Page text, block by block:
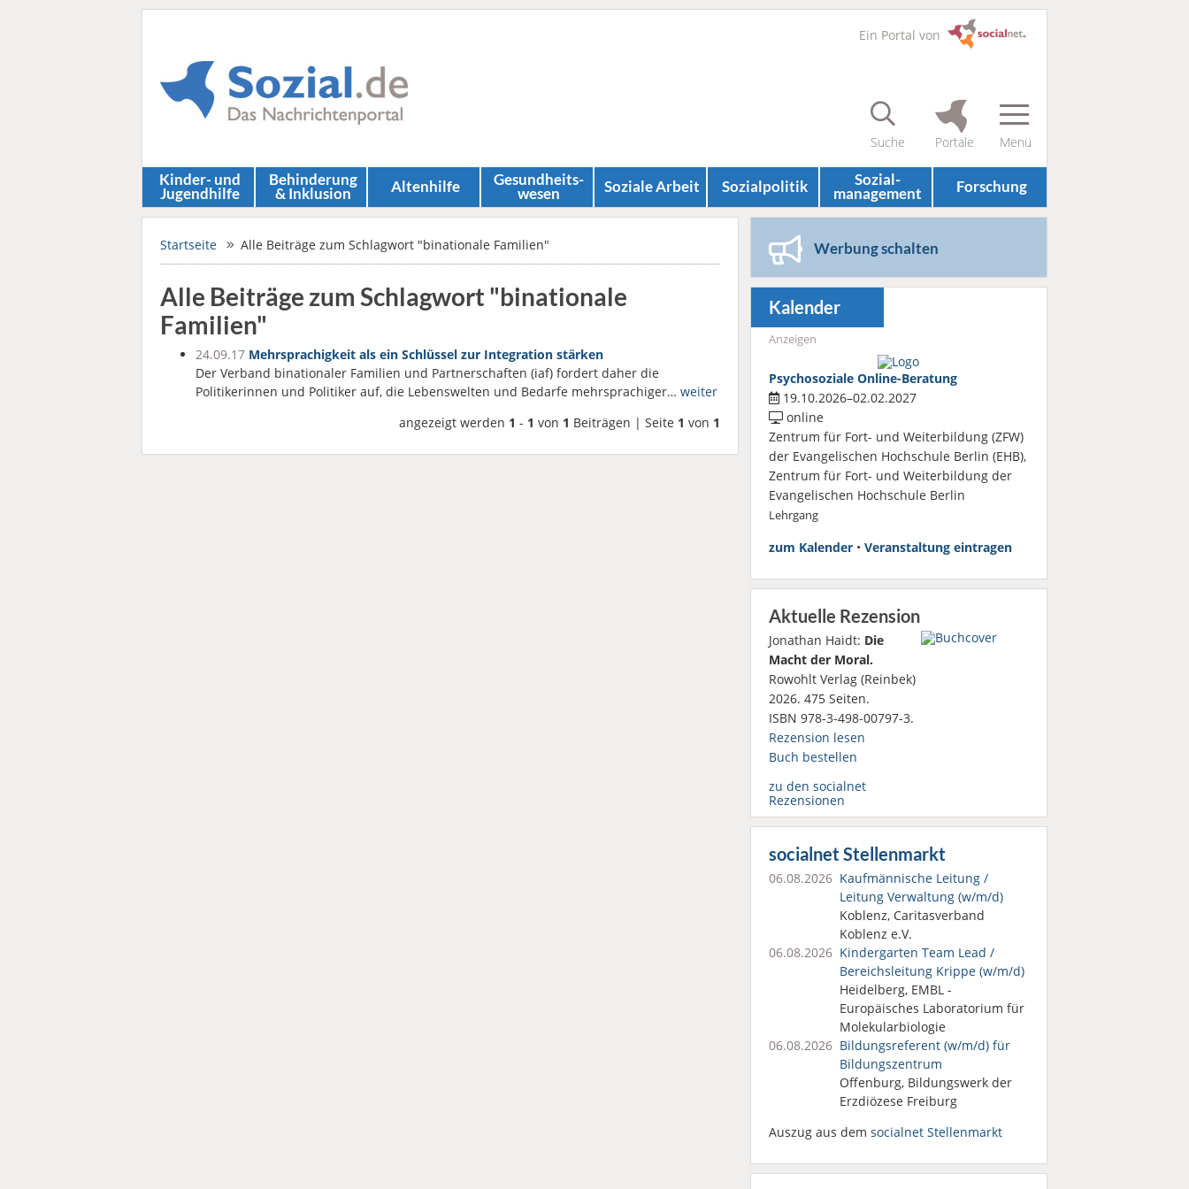
Ein Portal von
Kinder- und
Jugendhilfe
Behinderung
& Inklusion Altenhilfe Gesundheits­
wesen Soziale Arbeit Sozial­politik Sozial­
management Forschung
Startseite Alle Beiträge zum Schlagwort "binationale Familien"
Alle Beiträge zum Schlagwort "binationale
Familien"
24.09.17 Mehrsprachigkeit als ein Schlüssel zur Integration stärken
Der Verband binationaler Familien und Partnerschaften (iaf) fordert daher die
Politikerinnen und Politiker auf, die Lebenswelten und Bedarfe mehrsprachiger… weiter
angezeigt werden 1 - 1 von 1 Beiträgen | Seite 1 von 1
Werbung schalten
Kalender
Anzeigen
Psychosoziale Online-Beratung
19.10.2026–02.02.2027
online
Zentrum für Fort- und Weiterbildung (ZFW)
der Evangelischen Hochschule Berlin (EHB),
Zentrum für Fort- und Weiterbildung der
Evangelischen Hochschule Berlin
Lehrgang
zum Kalender• Veranstaltung eintragen
Aktuelle Rezension
Jonathan Haidt: Die
Macht der Moral.
Rowohlt Verlag (Reinbek)
2026. 475 Seiten.
ISBN 978-3-498-00797-3.
Rezension lesen
Buch bestellen
zu den socialnet
Rezensionen
socialnet Stellenmarkt
06.08.2026 Kaufmännische Leitung /
Leitung Verwaltung (w/m/d)
Koblenz, Caritasverband
Koblenz e.V.
06.08.2026 Kindergarten Team Lead /
Bereichsleitung Krippe (w/m/d)
Heidelberg, EMBL -
Europäisches Laboratorium für
Molekularbiologie
06.08.2026 Bildungsreferent (w/m/d) für
Bildungszentrum
Offenburg, Bildungswerk der
Erzdiözese Freiburg
Auszug aus dem socialnet Stellenmarkt